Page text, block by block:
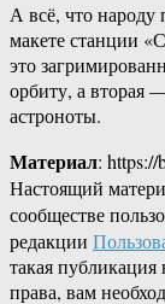
А всё, что народу
макете станции
это
орбиту, а вторая
астроноты.
Материал:
Настоящий
сообществе
редакции
такая
права, вам